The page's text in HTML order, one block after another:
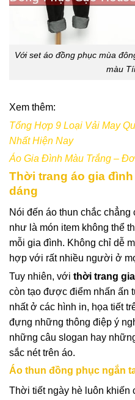
Với set áo đồng phục mùa
màu
Xem thêm:
Tổng Hợp 9 Loại Vải May
Nhất Hiện Nay
Áo Gia Đình Màu Trắng –
Thời trang áo gia
dáng
Nói đến áo thun chắc
như là món item không thể
mỗi gia đình. Không chỉ dễ
hợp với rất nhiều người ở
Tuy nhiên, với thời trang
còn tạo được điểm nhấn ấn
nhất ở các hình in, họa tiết
đựng những thông điệp ý
những câu slogan hay
sắc nét trên áo.
Áo thun đồng phục ngắn
Thời tiết ngày hè luôn khiến